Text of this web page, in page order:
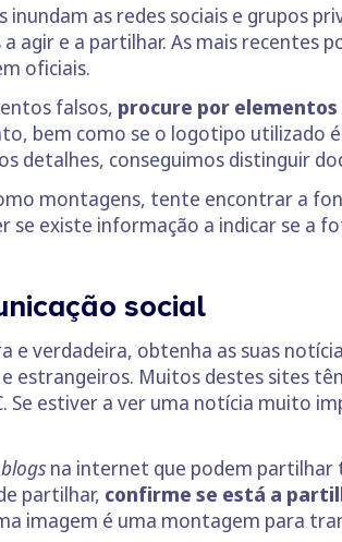
inundam as redes sociais e grupos
agir e a partilhar. As mais
oficiais.
falsos, procure por
bem como se o logotipo utilizado
detalhes, conseguimos distinguir
montagens, tente encontrar a
se existe informação a indicar se a
social
e verdadeira, obtenha as suas
estrangeiros. Muitos destes sites
Se estiver a ver uma notícia muito
blogs na internet que podem partilhar
partilhar, confirme se está a
imagem é uma montagem para